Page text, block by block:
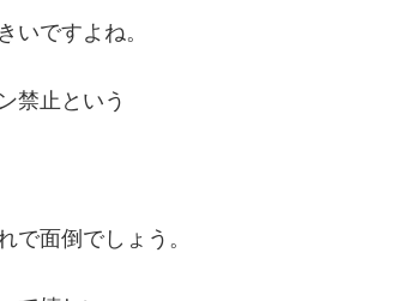
いですよね。
禁止という
で面倒でしょう。